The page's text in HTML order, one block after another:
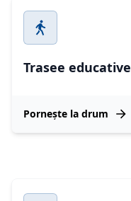
Trasee educative
Pornește la drum